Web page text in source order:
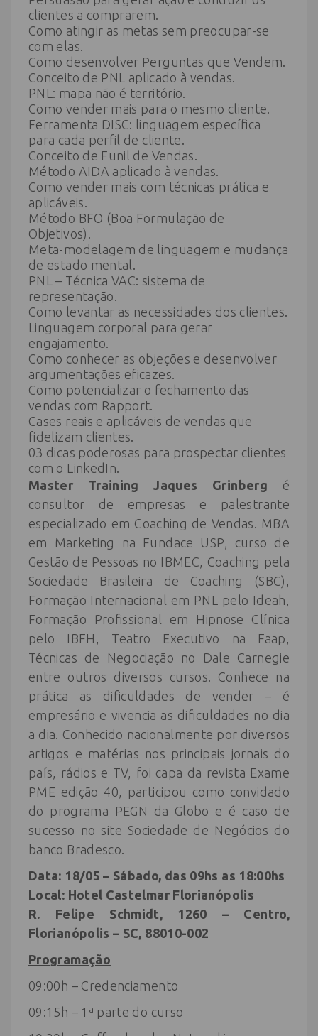
clientes a comprarem.
Como atingir as metas sem preocupar-se
com elas.
Como desenvolver Perguntas que Vendem.
Conceito de PNL aplicado à vendas.
PNL: mapa não é território.
Como vender mais para o mesmo cliente.
Ferramenta DISC: linguagem específica
para cada perfil de cliente.
Conceito de Funil de Vendas.
Método AIDA aplicado à vendas.
Como vender mais com técnicas prática e
aplicáveis.
Método BFO (Boa Formulação de
Objetivos).
Meta-modelagem de linguagem e mudança
de estado mental.
PNL – Técnica VAC: sistema de
representação.
Como levantar as necessidades dos clientes.
Linguagem corporal para gerar
engajamento.
Como conhecer as objeções e desenvolver
argumentações eficazes.
Como potencializar o fechamento das
vendas com Rapport.
Cases reais e aplicáveis de vendas que
fidelizam clientes.
03 dicas poderosas para prospectar clientes
com o LinkedIn.
Master Training Jaques Grinberg é
consultor de empresas e palestrante
especializado em Coaching de Vendas. MBA
em Marketing na Fundace USP, curso de
Gestão de Pessoas no IBMEC, Coaching pela
Sociedade Brasileira de Coaching (SBC),
Formação Internacional em PNL pelo Ideah,
Formação Profissional em Hipnose Clínica
pelo IBFH, Teatro Executivo na Faap,
Técnicas de Negociação no Dale Carnegie
entre outros diversos cursos. Conhece na
prática as dificuldades de vender – é
empresário e vivencia as dificuldades no dia
a dia. Conhecido nacionalmente por diversos
artigos e matérias nos principais jornais do
país, rádios e TV, foi capa da revista Exame
PME edição 40, participou como convidado
do programa PEGN da Globo e é caso de
sucesso no site Sociedade de Negócios do
banco Bradesco.
Data: 18/05 – Sábado, das 09hs as 18:00hs
Local: Hotel Castelmar Florianópolis
R. Felipe Schmidt, 1260 – Centro,
Florianópolis – SC, 88010-002
Programação
09:00h – Credenciamento
09:15h – 1ª parte do curso